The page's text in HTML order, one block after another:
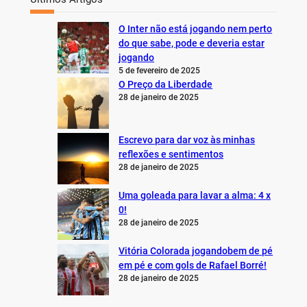
O Inter não está jogando nem perto
do que sabe, pode e deveria estar
jogando
5 de fevereiro de 2025
O Preço da Liberdade
28 de janeiro de 2025
Escrevo para dar voz às minhas
reflexões e sentimentos
28 de janeiro de 2025
Uma goleada para lavar a alma: 4 x
0!
28 de janeiro de 2025
Vitória Colorada jogandobem de pé
em pé e com gols de Rafael Borré!
28 de janeiro de 2025